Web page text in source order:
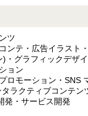
ツ
ンテ・広告イラスト
・グラフィックデザ
ョン
ロモーション・SNS
ラクティブコンテン
発・サービス開発